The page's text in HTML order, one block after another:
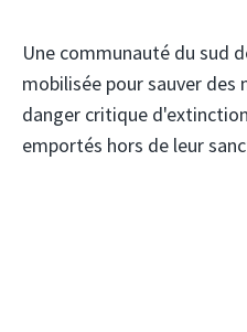
Une communauté du sud
mobilisée pour sauver
danger critique
emportés hors de leur